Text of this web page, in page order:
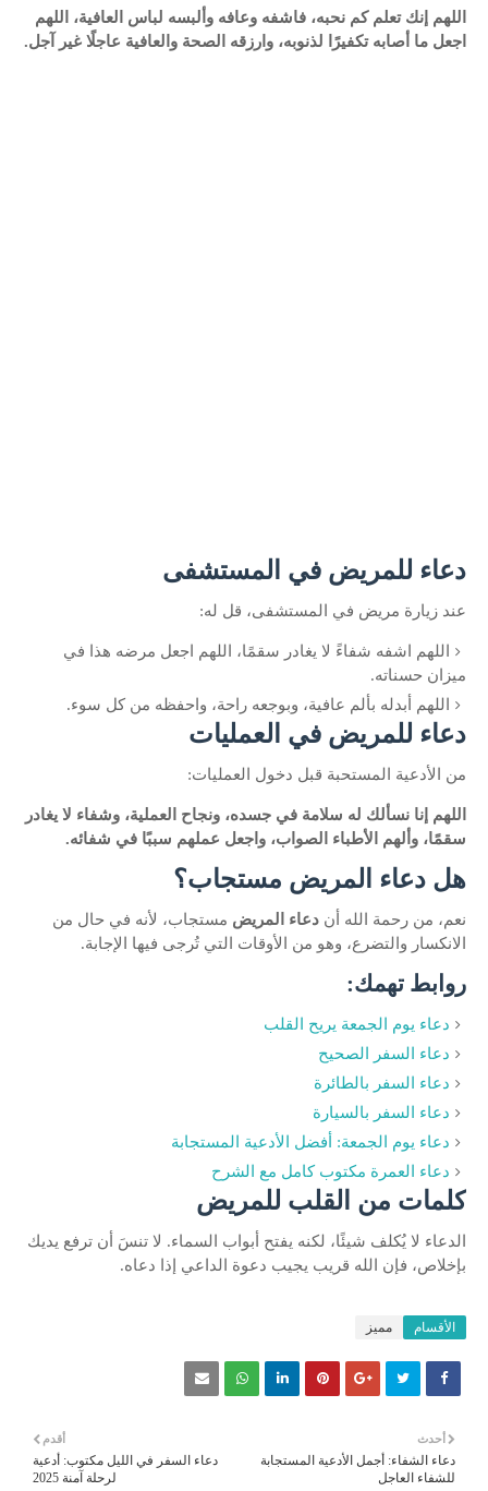
اللهم إنك تعلم كم نحبه، فاشفه وعافه وألبسه لباس العافية، اللهم
اجعل ما أصابه تكفيرًا لذنوبه، وارزقه الصحة والعافية عاجلًا غير آجل.
دعاء للمريض في المستشفى
عند زيارة مريض في المستشفى، قل له:
اللهم اشفه شفاءً لا يغادر سقمًا، اللهم اجعل مرضه هذا في
ميزان حسناته.
اللهم أبدله بألم عافية، وبوجعه راحة، واحفظه من كل سوء.
دعاء للمريض في العمليات
من الأدعية المستحبة قبل دخول العمليات:
اللهم إنا نسألك له سلامة في جسده، ونجاح العملية، وشفاء لا يغادر
سقمًا، وألهم الأطباء الصواب، واجعل عملهم سببًا في شفائه.
هل دعاء المريض مستجاب؟
نعم، من رحمة الله أن دعاء المريض مستجاب، لأنه في حال من
الانكسار والتضرع، وهو من الأوقات التي تُرجى فيها الإجابة.
روابط تهمك:
دعاء يوم الجمعة يريح القلب
دعاء السفر الصحيح
دعاء السفر بالطائرة
دعاء السفر بالسيارة
دعاء يوم الجمعة: أفضل الأدعية المستجابة
دعاء العمرة مكتوب كامل مع الشرح
كلمات من القلب للمريض
الدعاء لا يُكلف شيئًا، لكنه يفتح أبواب السماء. لا تنسَ أن ترفع يديك
بإخلاص، فإن الله قريب يجيب دعوة الداعي إذا دعاه.
الأقسام مميز
أحدث
دعاء الشفاء: أجمل الأدعية المستجابة
للشفاء العاجل
أقدم
دعاء السفر في الليل مكتوب: أدعية
لرحلة آمنة 2025